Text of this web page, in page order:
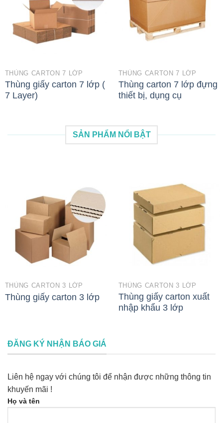
THÙNG CARTON 7 LỚP
Thùng giấy carton 7 lớp (
7 Layer)
THÙNG CARTON 7 LỚP
Thùng carton 7 lớp đựng
thiết bị, dụng cụ
SẢN PHẨM NỔI BẬT
THÙNG CARTON 3 LỚP
Thùng giấy carton 3 lớp
THÙNG CARTON 3 LỚP
Thùng giấy carton xuất
nhập khẩu 3 lớp
ĐĂNG KÝ NHẬN BÁO GIÁ
Liên hệ ngay với chúng tôi để nhận được những thông tin
khuyến mãi !
Họ và tên